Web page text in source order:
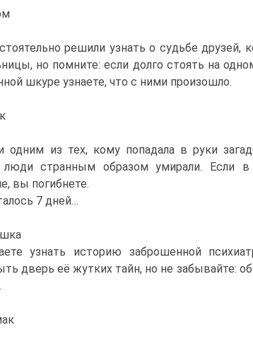
решили узнать о судьбе друзей,
но помните: если долго стоять на
шкуре узнаете, что с ними произошло.
одним из тех, кому попадала в руки
люди странным образом умирали. Если
вы погибнете.
7 дней…
узнать историю заброшенной
дверь её жутких тайн, но не забывайте: